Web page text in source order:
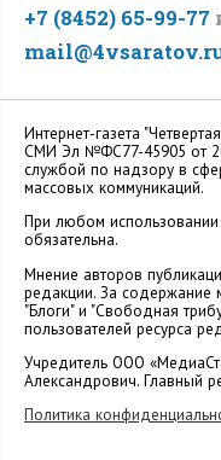
+7 (8452) 65-99-77
Интернет-газета
СМИ Эл №ФС77-45905 от
службой по надзору в
массовых коммуникаций.
При любом использовании
обязательна.
Мнение авторов
редакции. За содержание
"Блоги" и "Свободная
пользователей ресурса
Учредитель ООО
Александрович. Главный
Политика